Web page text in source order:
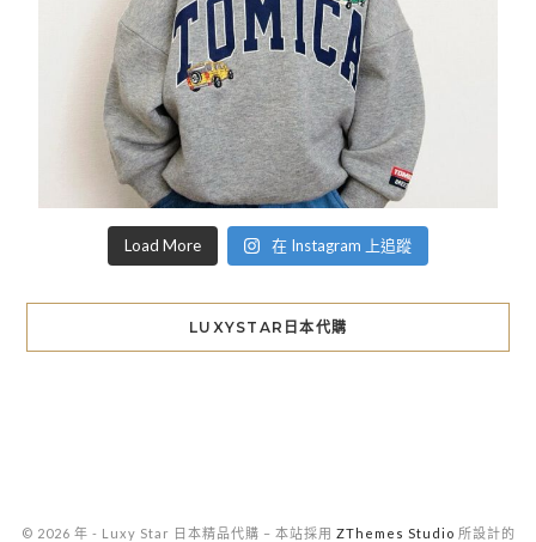
Load More 在 Instagram 上追蹤
LUXYSTAR日本代購
© 2026 年 - Luxy Star 日本精品代購 – 本站採用 ZThemes Studio 所設計的